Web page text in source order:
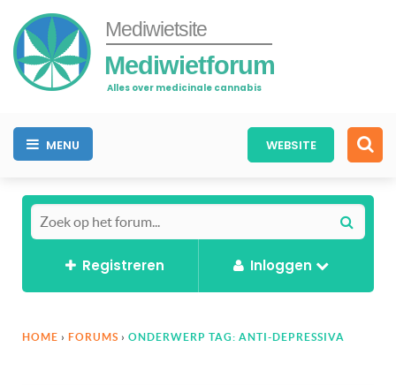
Mediwietsite
Mediwietforum
Alles over medicinale cannabis
MENU WEBSITE
Registreren Inloggen
HOME › FORUMS › ONDERWERP TAG: ANTI-DEPRESSIVA